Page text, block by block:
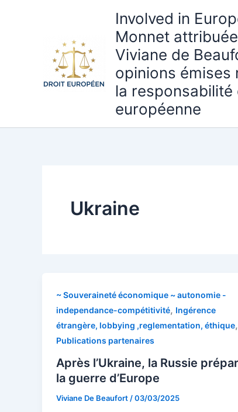
Involved in
Monnet
Viviane de
opinions émises
la responsabilité
européenne
Ukraine
~ Souveraineté économique ~ autonomie -
independance-compétitivité, Ingérence
étrangère, lobbying ,reglementation, éthique,
Publications partenaires
Après l’Ukraine, la Russie
la guerre d’Europe
Viviane De Beaufort /03/03/2025